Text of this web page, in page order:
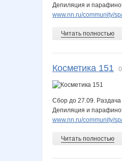
Депиляция и
www.nn.ru/community/
Читать полностью
Косметика 151
Сбор до 27.09. Раздача
Депиляция и
www.nn.ru/community/
Читать полностью